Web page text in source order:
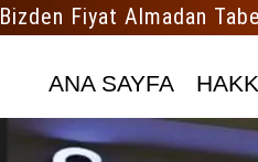
Bizden Fiyat Almadan
ANA SAYFA